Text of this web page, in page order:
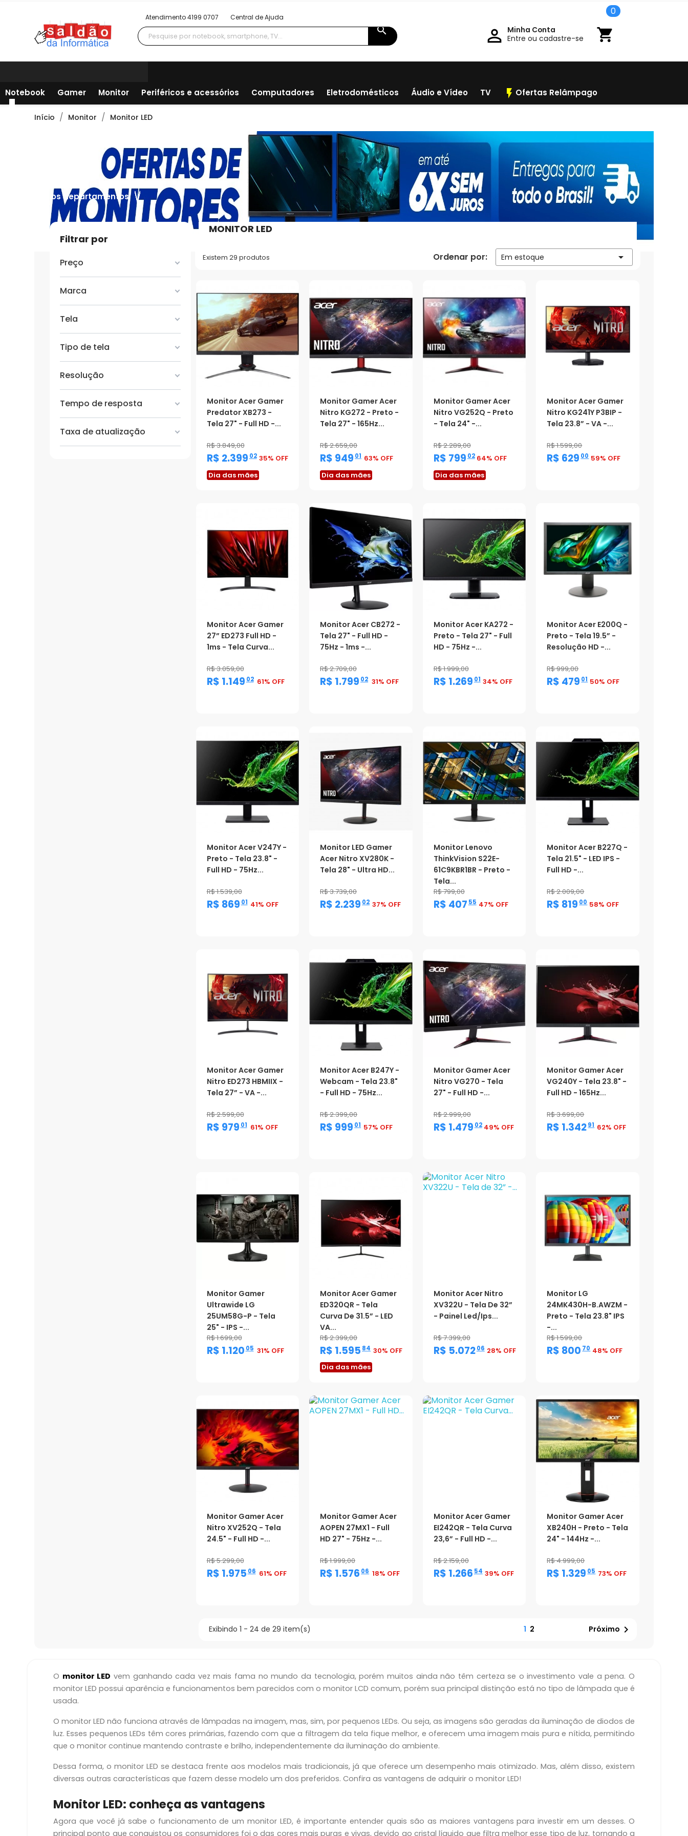
Atendimento 4199 0707 Central de Ajuda
search  Minha Conta
Entre ou cadastre-se
shopping_cart
0
Todos os departamentos
Notebook Gamer Monitor Periféricos e acessórios Computadores Eletrodomésticos Áudio e Vídeo TV flash_on Ofertas Relâmpago
Início Monitor Monitor LED
Filtrar por
Preço
Marca
Tela
Tipo de tela
Resolução
Tempo de resposta
Taxa de atualização
MONITOR LED
Existem 29 produtos Ordenar por: Em estoque 
Monitor Acer Gamer
Predator XB273 -
Tela 27" - Full HD -...
R$ 3.849,00
R$ 2.399 ,02 35% OFF
Dia das mães
Monitor Gamer Acer
Nitro KG272 - Preto -
Tela 27" - 165Hz...
R$ 2.659,00
R$ 949 ,01 63% OFF
Dia das mães
Monitor Gamer Acer
Nitro VG252Q - Preto
- Tela 24" -...
R$ 2.289,00
R$ 799 ,02 64% OFF
Dia das mães
Monitor Acer Gamer
Nitro KG241Y P3BIP -
Tela 23.8” - VA -...
R$ 1.599,00
R$ 629 ,00 59% OFF
Monitor Acer Gamer
27” ED273 Full HD -
1ms - Tela Curva...
R$ 3.059,00
R$ 1.149 ,02 61% OFF
Monitor Acer CB272 -
Tela 27" - Full HD -
75Hz - 1ms -...
R$ 2.709,00
R$ 1.799 ,02 31% OFF
Monitor Acer KA272 -
Preto - Tela 27" - Full
HD - 75Hz -...
R$ 1.999,00
R$ 1.269 ,01 34% OFF
Monitor Acer E200Q -
Preto - Tela 19.5” -
Resolução HD -...
R$ 999,00
R$ 479 ,01 50% OFF
Monitor Acer V247Y -
Preto - Tela 23.8" -
Full HD - 75Hz...
R$ 1.539,00
R$ 869 ,01 41% OFF
Monitor LED Gamer
Acer Nitro XV280K -
Tela 28" - Ultra HD...
R$ 3.739,00
R$ 2.239 ,02 37% OFF
Monitor Lenovo
ThinkVision S22E-
61C9KBR1BR - Preto -
Tela...
R$ 799,00
R$ 407 ,55 47% OFF
Monitor Acer B227Q -
Tela 21.5" - LED IPS -
Full HD -...
R$ 2.009,00
R$ 819 ,00 58% OFF
Monitor Acer Gamer
Nitro ED273 HBMIIX -
Tela 27” - VA -...
R$ 2.599,00
R$ 979 ,01 61% OFF
Monitor Acer B247Y -
Webcam - Tela 23.8"
- Full HD - 75Hz...
R$ 2.399,00
R$ 999 ,01 57% OFF
Monitor Gamer Acer
Nitro VG270 - Tela
27" - Full HD -...
R$ 2.999,00
R$ 1.479 ,02 49% OFF
Monitor Gamer Acer
VG240Y - Tela 23.8" -
Full HD - 165Hz...
R$ 3.699,00
R$ 1.342,91 62% OFF
Monitor Gamer
Ultrawide LG
25UM58G-P - Tela
25" - IPS -...
R$ 1.699,00
R$ 1.120 ,05 31% OFF
Monitor Acer Gamer
ED320QR - Tela
Curva De 31.5” - LED
VA...
R$ 2.399,00
R$ 1.595 ,84 30% OFF
Dia das mães
Monitor Acer Nitro
XV322U - Tela De 32”
- Painel Led/ips...
R$ 7.399,00
R$ 5.072 ,06 28% OFF
Monitor LG
24MK430H-B.AWZM -
Preto - Tela 23.8" IPS
-...
R$ 1.599,00
R$ 800 ,70 48% OFF
Monitor Gamer Acer
Nitro XV252Q - Tela
24.5" - Full HD -...
R$ 5.299,00
R$ 1.975 ,06 61% OFF
Monitor Gamer Acer
AOPEN 27MX1 - Full
HD 27" - 75Hz -...
R$ 1.999,00
R$ 1.576 ,06 18% OFF
Monitor Acer Gamer
EI242QR - Tela Curva
23,6” - Full HD -...
R$ 2.159,00
R$ 1.266 ,54 39% OFF
Monitor Gamer Acer
XB240H - Preto - Tela
24" - 144Hz -...
R$ 4.999,00
R$ 1.329 ,05 73% OFF
Exibindo 1 - 24 de 29 item(s) 1 2 Próximo 
O monitor LED vem ganhando cada vez mais fama no mundo da tecnologia, porém muitos ainda não têm certeza se o investimento vale a pena. O
monitor LED possui aparência e funcionamentos bem parecidos com o monitor LCD comum, porém sua principal distinção está no tipo de lâmpada que é
usada.
O monitor LED não funciona através de lâmpadas na imagem, mas, sim, por pequenos LEDs. Ou seja, as imagens são geradas da iluminação de diodos de
luz. Esses pequenos LEDs têm cores primárias, fazendo com que a filtragem da tela fique melhor, e oferecem uma imagem mais pura e nítida, permitindo
que o monitor continue mantendo contraste e brilho, independentemente da iluminação do ambiente.
Dessa forma, o monitor LED se destaca frente aos modelos mais tradicionais, já que oferece um desempenho mais otimizado. Mas, além disso, existem
diversas outras características que fazem desse modelo um dos preferidos. Confira as vantagens de adquirir o monitor LED!
Monitor LED: conheça as vantagens
Agora que você já sabe o funcionamento de um monitor LED, é importante entender quais são as maiores vantagens para investir em um desses. O
principal ponto que conquistou os consumidores foi o das cores mais puras e vivas, devido ao cristal líquido que filtra melhor esse tipo de luz, tornando a